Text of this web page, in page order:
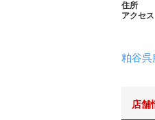
住所
アクセス
粕谷呉
店舗